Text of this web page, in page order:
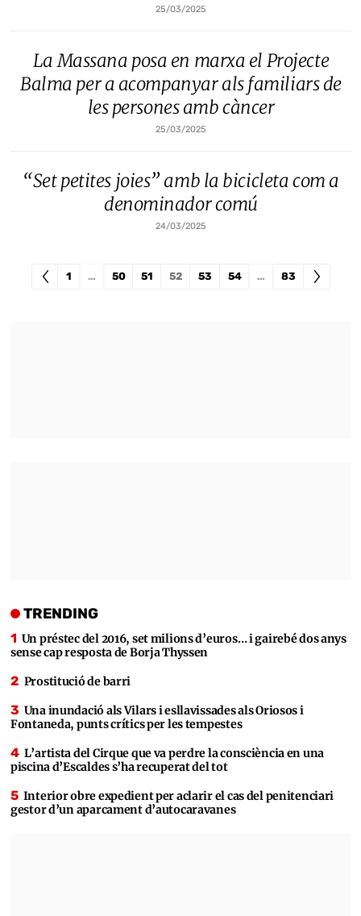
25/03/2025
La Massana posa en marxa el Projecte
Balma per a acompanyar als familiars de
les persones amb càncer
25/03/2025
“Set petites joies” amb la bicicleta com a
denominador comú
24/03/2025
1 … 50 51 52 53 54 … 83
TRENDING
Un préstec del 2016, set milions d’euros… i gairebé dos anys
sense cap resposta de Borja Thyssen
Prostitució de barri
Una inundació als Vilars i esllavissades als Oriosos i
Fontaneda, punts crítics per les tempestes
L’artista del Cirque que va perdre la consciència en una
piscina d’Escaldes s’ha recuperat del tot
Interior obre expedient per aclarir el cas del penitenciari
gestor d’un aparcament d’autocaravanes